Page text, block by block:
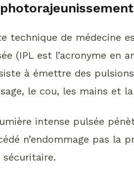
technique de médecine
(IPL est l’acronyme en
à émettre des
le cou, les mains et
intense pulsée
n’endommage pas la
sécuritaire.